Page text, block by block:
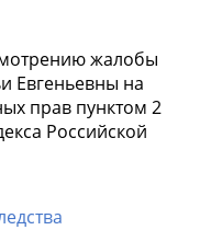
жалобы
Евгеньевны на
прав пунктом 2
Российской